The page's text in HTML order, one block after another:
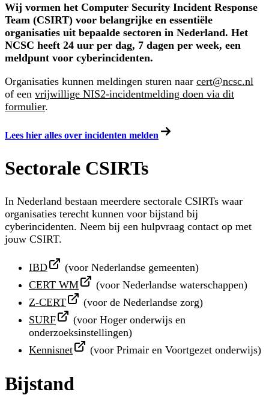
Wij vormen het Computer Security Incident Response
Team (CSIRT) voor belangrijke en essentiële
organisaties uit bepaalde sectoren in Nederland. Het
NCSC heeft 24 uur per dag, 7 dagen per week, een
meldpunt voor cyberincidenten.
Organisaties kunnen meldingen sturen naar cert@ncsc.nl
of een vrijwillige NIS2-incidentmelding doen via dit
formulier.
Lees hier alles over incidenten melden
Sectorale CSIRTs
In Nederland bestaan meerdere sectorale CSIRTs waar
organisaties terecht kunnen voor bijstand bij
cyberincidenten. Neem bij een hulpvraag contact op met
jouw CSIRT.
IBD
(voor Nederlandse gemeenten)
CERT WM
(voor Nederlandse waterschappen)
Z-CERT
(voor de Nederlandse zorg)
SURF
(voor Hoger onderwijs en
onderzoeksinstellingen)
Kennisnet
(voor Primair en Voortgezet onderwijs)
Bijstand